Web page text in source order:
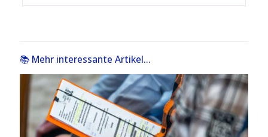
📚 Mehr interessante Artikel...